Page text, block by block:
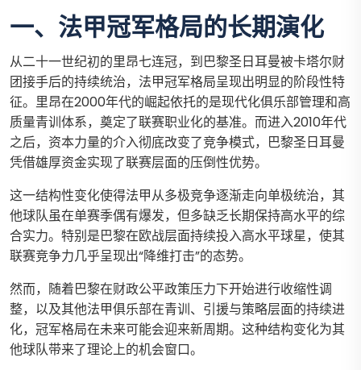
一、法甲冠军格局的长期演化
从二十一世纪初的里昂七连冠，到巴黎圣日耳曼被卡塔尔财
团接手后的持续统治，法甲冠军格局呈现出明显的阶段性特
征。里昂在2000年代的崛起依托的是现代化俱乐部管理和高
质量青训体系，奠定了联赛职业化的基准。而进入2010年代
之后，资本力量的介入彻底改变了竞争模式，巴黎圣日耳曼
凭借雄厚资金实现了联赛层面的压倒性优势。
这一结构性变化使得法甲从多极竞争逐渐走向单极统治，其
他球队虽在单赛季偶有爆发，但多缺乏长期保持高水平的综
合实力。特别是巴黎在欧战层面持续投入高水平球星，使其
联赛竞争力几乎呈现出“降维打击”的态势。
然而，随着巴黎在财政公平政策压力下开始进行收缩性调
整，以及其他法甲俱乐部在青训、引援与策略层面的持续进
化，冠军格局在未来可能会迎来新周期。这种结构变化为其
他球队带来了理论上的机会窗口。